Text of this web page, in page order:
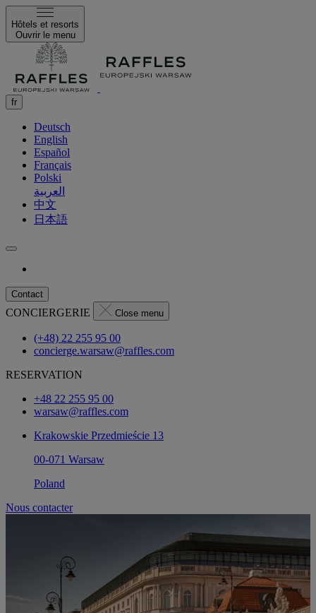
Hôtels et resorts
Ouvrir le menu
fr
Deutsch
English
Español
Français
Polski
العربية
中文
日本語
Contact
CONCIERGERIE Close menu
(+48) 22 255 95 00
concierge.warsaw@raffles.com
RESERVATION
+48 22 255 95 00
warsaw@raffles.com
Krakowskie Przedmieście 13
00-071 Warsaw
Poland
Nous contacter